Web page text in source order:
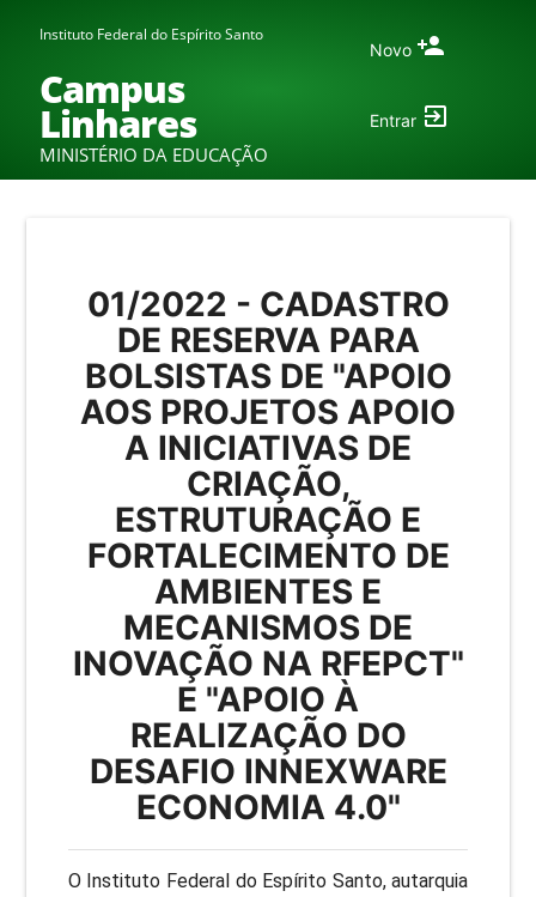
Instituto Federal do Espírito Santo
Campus
Linhares
MINISTÉRIO DA EDUCAÇÃO
Novo
Entrar
01/2022 - CADASTRO
DE RESERVA PARA
BOLSISTAS DE "APOIO
AOS PROJETOS APOIO
A INICIATIVAS DE
CRIAÇÃO,
ESTRUTURAÇÃO E
FORTALECIMENTO DE
AMBIENTES E
MECANISMOS DE
INOVAÇÃO NA RFEPCT"
E "APOIO À
REALIZAÇÃO DO
DESAFIO INNEXWARE
ECONOMIA 4.0"
O Instituto Federal do Espírito Santo, autarquia